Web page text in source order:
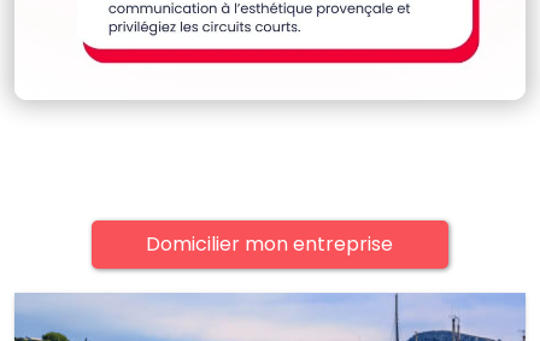
Domicilier mon entreprise